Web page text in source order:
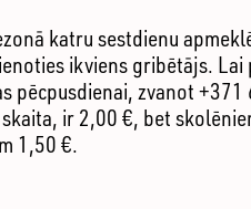
katru sestdienu
ikviens gribētājs.
pēcpusdienai, zvanot
ir 2,00 €, bet
1,50 €.